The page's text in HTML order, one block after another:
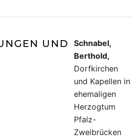
UND
Schnabel,
Berthold,
Dorfkirchen
und Kapellen in
ehemaligen
Herzogtum
Pfalz-
Zweibrücken